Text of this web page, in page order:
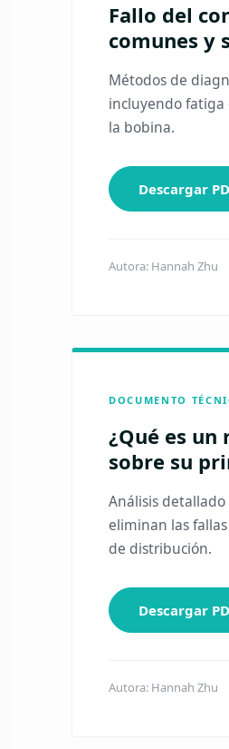
Fallo del
comunes y
Métodos de
incluyendo fatiga
la bobina.
Descargar
Autora: Hannah Zhu
DOCUMENTO
¿Qué es
sobre su
Análisis
eliminan las
de distribución.
Descargar
Autora: Hannah Zhu